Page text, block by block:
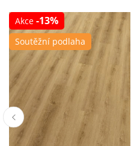
Akce -13%
Soutěžní podlaha